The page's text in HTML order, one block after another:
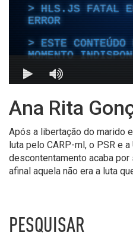
Ana Rita
Após a libertação do marido
luta pelo CARP-ml, o PSR e a
descontentamento acaba
afinal aquela não era a luta
PESQUISAR